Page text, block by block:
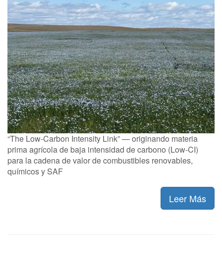
“The Low-Carbon Intensity Link” — originando materia
prima agrícola de baja intensidad de carbono (Low-CI)
para la cadena de valor de combustibles renovables,
químicos y SAF
Leer Más